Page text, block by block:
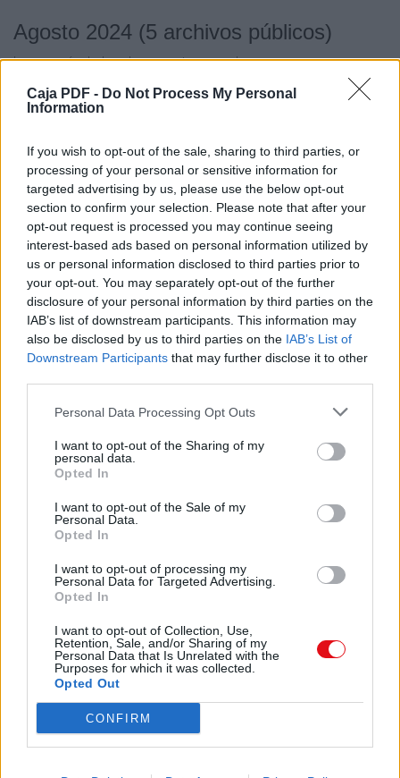
Caja PDF - Do Not Process My Personal
Information
If you wish to opt-out of the sale, sharing to third parties, or
processing of your personal or sensitive information for
targeted advertising by us, please use the below opt-out
section to confirm your selection. Please note that after your
opt-out request is processed you may continue seeing
interest-based ads based on personal information utilized by
us or personal information disclosed to third parties prior to
your opt-out. You may separately opt-out of the further
disclosure of your personal information by third parties on the
IAB’s list of downstream participants. This information may
also be disclosed by us to third parties on the IAB’s List of
Downstream Participants that may further disclose it to other
Personal Data Processing Opt Outs
I want to opt-out of the Sharing of my
personal data.
Opted In
I want to opt-out of the Sale of my
Personal Data.
Opted In
I want to opt-out of processing my
Personal Data for Targeted Advertising.
Opted In
I want to opt-out of Collection, Use,
Retention, Sale, and/or Sharing of my
Personal Data that Is Unrelated with the
Purposes for which it was collected.
Opted Out
CONFIRM
Agosto 2024 (5 archivos públicos)
La mayoría de los documentos populares:
(2544
veces)
CARTA DE SNACKS BACK 2024 .pdf(565 veces)
CARTA DE SNACKS BACK 2024 GAVIOTAS .pdf(507 veces)
Ver todos los documentos enviados en Agosto 2024 >
Septiembre 2024(4 archivos públicos)
La mayoría de los documentos populares:
Reglam Club Deportivo URMA .pdf(2758 veces)
MANUAL IMG. JUANFE. .pdf(2404 veces)
Protocolo AADM URMA (1) .pdf(2045 veces)
PROGRAMA ANIMACIÓN 2024 VERANO AZUL MINI CLUB V2
(744 veces)
Ver todos los documentos enviados en Septiembre 2024 >
La mayoría de los documentos populares:
MENÚ BUFFET INVIERNO 2024 2025 .pdf
PROGRAMA IV EDICIÓN ITÁLICA DESPIERTA .pdf
veces)
Ver todos los documentos enviados en Octubre 2024 >
Noviembre 2024(6 archivos públicos)
REGLAMENTO III RALLYE ESC .pdf(1606 veces)
CARTA RESTAURANTE PRUEBA 1 .pdf(1194 veces)
CARTA RESTAURANTE PRUEBA 1 (1) .pdf
acerca de nosotros enlace inmobiliaria .pdf
solicitud de inscripcion autorellenable 2024 25 .pdf
veces)
Ver todos los documentos enviados en Noviembre 2024 >